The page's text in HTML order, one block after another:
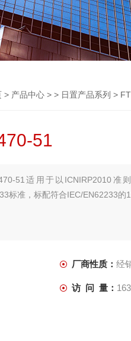
> 产品中心 > > 日置产品系列 >
51
51适用于以ICNIRP2010准
标准，标配符合IEC/EN62233的
厂商性质： 经
访 问 量：